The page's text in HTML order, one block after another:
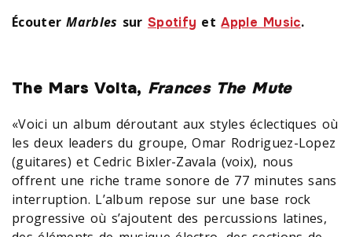
ÉcouterMarbles surSpotify etApple Music.
The Mars Volta, Frances The Mute
«Voici un album déroutant aux styles éclectiques où
les deux leaders du groupe, Omar Rodriguez-Lopez
(guitares) et Cedric Bixler-Zavala (voix), nous
offrent une riche trame sonore de 77 minutes sans
interruption. L’album repose sur une base rock
progressive où s’ajoutent des percussions latines,